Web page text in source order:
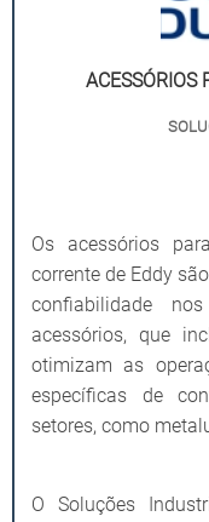
ACESSÓRIOS
Os acessórios
corrente de Eddy
confiabilidade
acessórios, que
otimizam as
específicas de
setores, como
O Soluções